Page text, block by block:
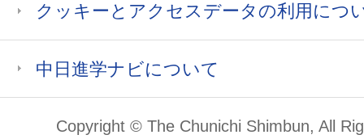
クッキーとアクセスデータの利用につ
中日進学ナビについて
Copyright © The Chunichi Shimbun, All